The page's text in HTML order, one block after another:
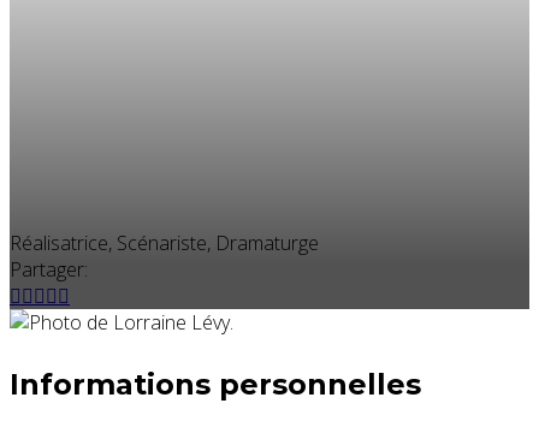
Réalisatrice, Scénariste, Dramaturge
Partager:
Informations personnelles